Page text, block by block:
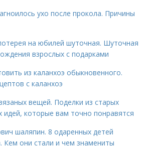
ухо после прокола. Причины
на юбилей шуточная. Шуточная
взрослых с подарками
из каланхоэ обыкновенного.
с каланхоэ
вещей. Поделки из старых
идей, которые вам точно понравятся
шаляпин. 8 одаренных детей
они стали и чем знамениты